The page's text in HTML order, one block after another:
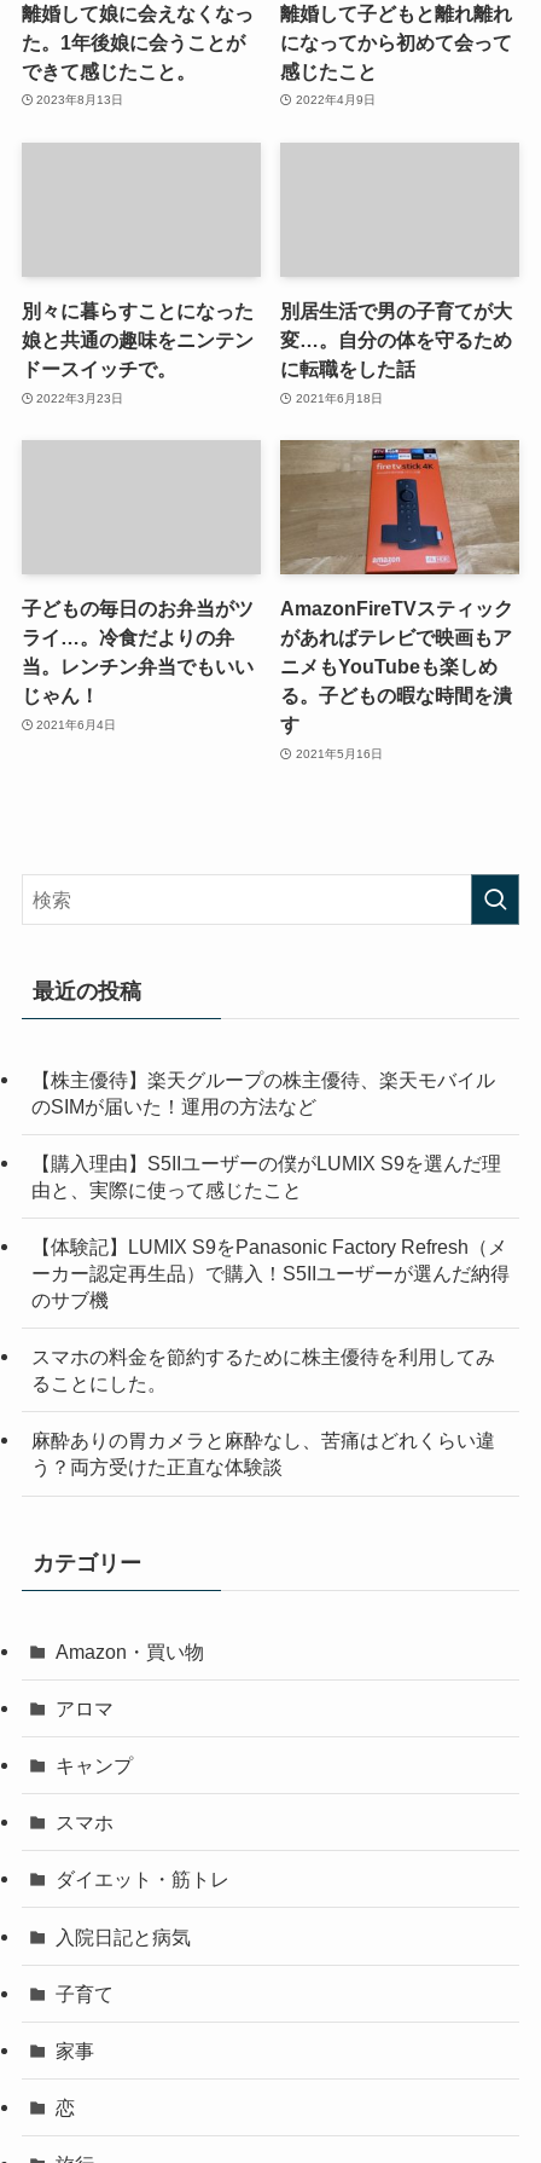
離婚して娘に会えなくなっ
た。1年後娘に会うことが
できて感じたこと。
2023年8月13日
離婚して子どもと離れ離れ
になってから初めて会って
感じたこと
2022年4月9日
別々に暮らすことになった
娘と共通の趣味をニンテン
ドースイッチで。
2022年3月23日
別居生活で男の子育てが大
変…。自分の体を守るため
に転職をした話
2021年6月18日
子どもの毎日のお弁当がツ
ライ…。冷食だよりの弁
当。レンチン弁当でもいい
じゃん！
2021年6月4日
AmazonFireTVスティック
があればテレビで映画もア
ニメもYouTubeも楽しめ
る。子どもの暇な時間を潰
す
2021年5月16日
最近の投稿
【株主優待】楽天グループの株主優待、楽天モバイル
のSIMが届いた！運用の方法など
【購入理由】S5IIユーザーの僕がLUMIX S9を選んだ理
由と、実際に使って感じたこと
【体験記】LUMIX S9をPanasonic Factory Refresh（メ
ーカー認定再生品）で購入！S5IIユーザーが選んだ納得
のサブ機
スマホの料金を節約するために株主優待を利用してみ
ることにした。
麻酔ありの胃カメラと麻酔なし、苦痛はどれくらい違
う？両方受けた正直な体験談
カテゴリー
Amazon・買い物
アロマ
キャンプ
スマホ
ダイエット・筋トレ
入院日記と病気
子育て
家事
恋